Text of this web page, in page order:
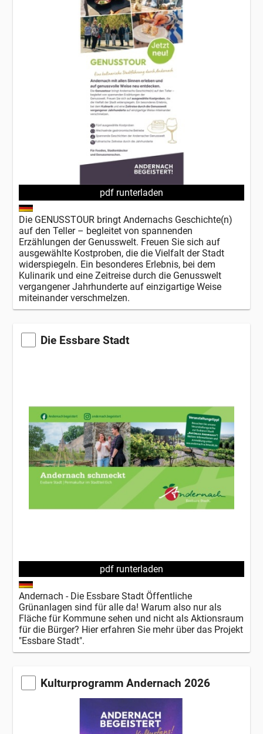
pdf runterladen
Die GENUSSTOUR bringt Andernachs Geschichte(n)
auf den Teller – begleitet von spannenden
Erzählungen der Genusswelt. Freuen Sie sich auf
ausgewählte Kostproben, die die Vielfalt der Stadt
widerspiegeln. Ein besonderes Erlebnis, bei dem
Kulinarik und eine Zeitreise durch die Genusswelt
vergangener Jahrhunderte auf einzigartige Weise
miteinander verschmelzen.
Die Essbare Stadt
pdf runterladen
Andernach - Die Essbare Stadt Öffentliche
Grünanlagen sind für alle da! Warum also nur als
Fläche für Kommune sehen und nicht als Aktionsraum
für die Bürger? Hier erfahren Sie mehr über das Projekt
"Essbare Stadt".
Kulturprogramm Andernach 2026